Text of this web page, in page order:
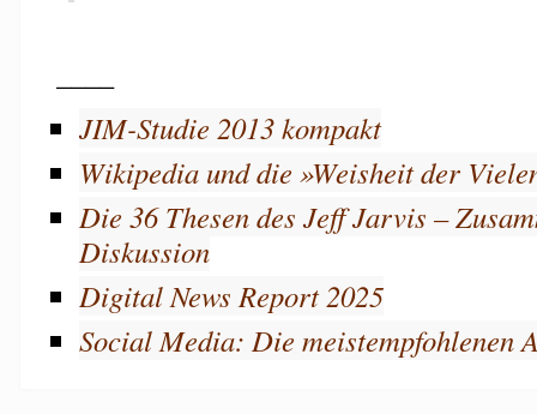
JIM-Studie 2013 kompakt
Wikipedia und die »Weisheit der
Die 36 Thesen des Jeff Jarvis –
Diskussion
Digital News Report 2025
Social Media: Die meistempfohlenen